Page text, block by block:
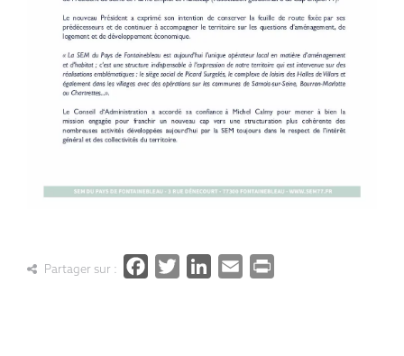
Partager sur : Facebook
Twitter
LinkedIn
Email